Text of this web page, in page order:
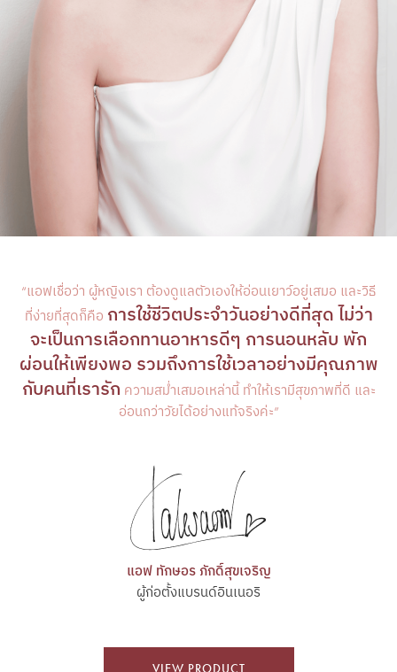
“แอฟเชื่อว่า ผู้หญิงเรา ต้องดูแลตัวเองให้อ่อนเยาว์อยู่เสมอ และวิธี
ที่ง่ายที่สุดก็คือ การใช้ชีวิตประจำวันอย่างดีที่สุด ไม่ว่า
จะเป็นการเลือกทานอาหารดีๆ การนอนหลับ พัก
ผ่อนให้เพียงพอ รวมถึงการใช้เวลาอย่างมีคุณภาพ
กับคนที่เรารัก ความสม่ำเสมอเหล่านี้ ทำให้เรามีสุขภาพที่ดี และ
อ่อนกว่าวัยได้อย่างแท้จริงค่ะ”
แอฟ ทักษอร ภักดิ์สุขเจริญ
ผู้ก่อตั้งแบรนด์อินเนอริ